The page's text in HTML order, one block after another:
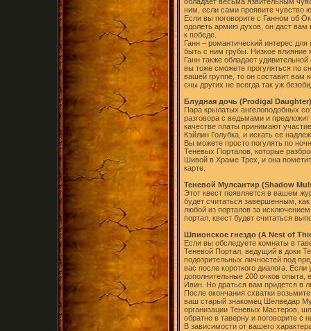
ним, если сами проявите чувство
Если вы поговорите с Ганном об
одолеть армию духов, он даст
к победе.
Ганн – романтический интерес
быть с ним грубы. Низкое
Ганн также обладает
вы тоже сможете прогуляться по
вашей группе, то он составит вам
сны других не всегда так уж
Блудная дочь (Prodigal Daughter)
Пара крылатых ангелоподобных
разговора с ведьмами и
качестве платы принимают
Кэйлин Голубка, и искать ее
Вы можете просто погулять по
Теневых Порталов, которые
Шивой в Храме Трех, и она
карте.
Теневой Мулсантир (Shadow
Этот квест появляется в вашем
будет считаться завершенным,
любой из порталов за
портал, квест будет считаться
Шпионское гнездо (A Nest of
Если вы обследуете комнаты в
Теневой Портал, ведущий в доки
подозрительных личностей под
вас после короткого диалога.
дополнительные 200 очков опыта,
Ивин. Но драться вам придется в
После окончания схватки
ваш старый знакомец Шелведар
организации Теневых Мастеров,
обратно в таверну и поговорите с
В зависимости от вашего